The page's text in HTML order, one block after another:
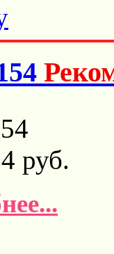
руб.